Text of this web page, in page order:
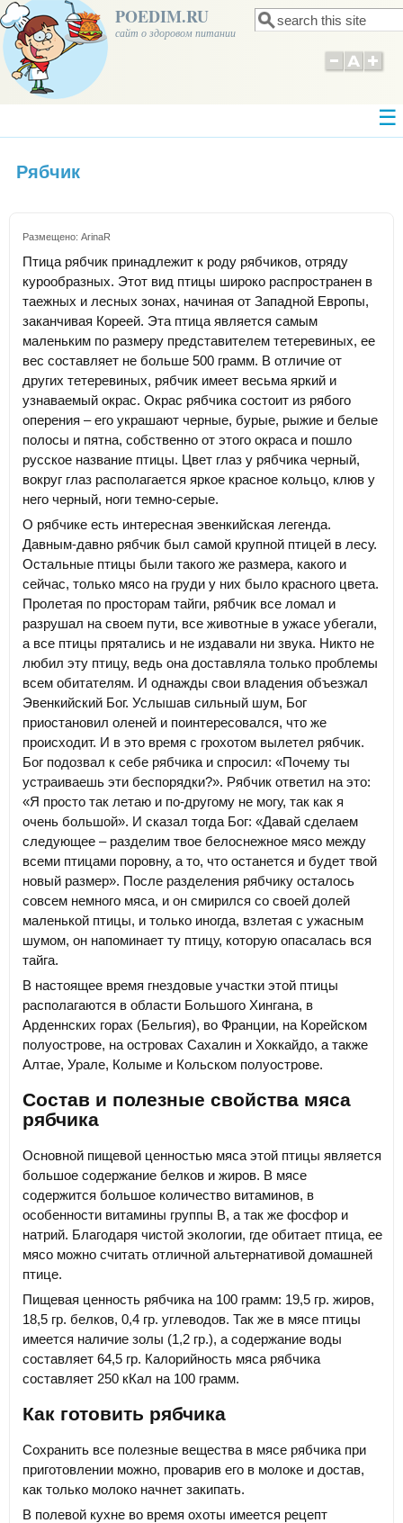
POEDIM.RU
сайт о здоровом питании Форма поиска
Поиск
Рябчик
Размещено: ArinaR
Птица рябчик принадлежит к роду рябчиков, отряду
курообразных. Этот вид птицы широко распространен в
таежных и лесных зонах, начиная от Западной Европы,
заканчивая Кореей. Эта птица является самым
маленьким по размеру представителем тетеревиных, ее
вес составляет не больше 500 грамм. В отличие от
других тетеревиных, рябчик имеет весьма яркий и
узнаваемый окрас. Окрас рябчика состоит из рябого
оперения – его украшают черные, бурые, рыжие и белые
полосы и пятна, собственно от этого окраса и пошло
русское название птицы. Цвет глаз у рябчика черный,
вокруг глаз располагается яркое красное кольцо, клюв у
него черный, ноги темно-серые.
О рябчике есть интересная эвенкийская легенда.
Давным-давно рябчик был самой крупной птицей в лесу.
Остальные птицы были такого же размера, какого и
сейчас, только мясо на груди у них было красного цвета.
Пролетая по просторам тайги, рябчик все ломал и
разрушал на своем пути, все животные в ужасе убегали,
а все птицы прятались и не издавали ни звука. Никто не
любил эту птицу, ведь она доставляла только проблемы
всем обитателям. И однажды свои владения объезжал
Эвенкийский Бог. Услышав сильный шум, Бог
приостановил оленей и поинтересовался, что же
происходит. И в это время с грохотом вылетел рябчик.
Бог подозвал к себе рябчика и спросил: «Почему ты
устраиваешь эти беспорядки?». Рябчик ответил на это:
«Я просто так летаю и по-другому не могу, так как я
очень большой». И сказал тогда Бог: «Давай сделаем
следующее – разделим твое белоснежное мясо между
всеми птицами поровну, а то, что останется и будет твой
новый размер». После разделения рябчику осталось
совсем немного мяса, и он смирился со своей долей
маленькой птицы, и только иногда, взлетая с ужасным
шумом, он напоминает ту птицу, которую опасалась вся
тайга.
В настоящее время гнездовые участки этой птицы
располагаются в области Большого Хингана, в
Арденнских горах (Бельгия), во Франции, на Корейском
полуострове, на островах Сахалин и Хоккайдо, а также
Алтае, Урале, Колыме и Кольском полуострове.
Состав и полезные свойства мяса
рябчика
Основной пищевой ценностью мяса этой птицы является
большое содержание белков и жиров. В мясе
содержится большое количество витаминов, в
особенности витамины группы В, а так же фосфор и
натрий. Благодаря чистой экологии, где обитает птица, ее
мясо можно считать отличной альтернативой домашней
птице.
Пищевая ценность рябчика на 100 грамм: 19,5 гр. жиров,
18,5 гр. белков, 0,4 гр. углеводов. Так же в мясе птицы
имеется наличие золы (1,2 гр.), а содержание воды
составляет 64,5 гр. Калорийность мяса рябчика
составляет 250 кКал на 100 грамм.
Как готовить рябчика
Сохранить все полезные вещества в мясе рябчика при
приготовлении можно, проварив его в молоке и достав,
как только молоко начнет закипать.
В полевой кухне во время охоты имеется рецепт